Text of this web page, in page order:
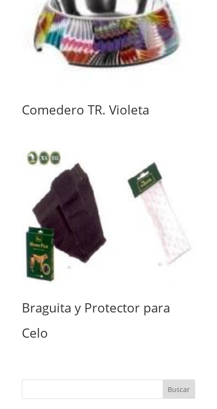
Comedero TR. Violeta
Braguita y Protector para
Celo